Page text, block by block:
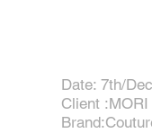
Date: 7th/
Client :MORI